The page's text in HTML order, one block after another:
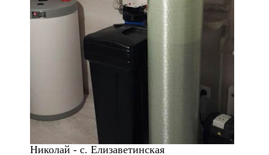
Николай - с. Елизаветинская